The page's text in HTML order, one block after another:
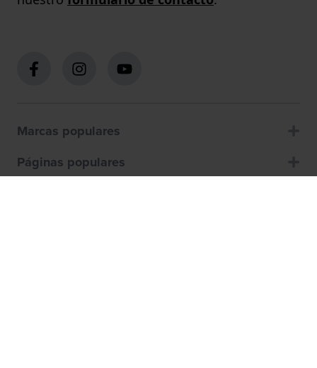
Marcas populares
Páginas populares